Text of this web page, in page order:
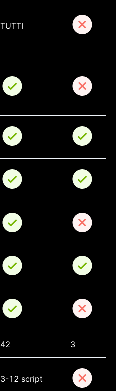
TUTTI
42 3
3-12 script